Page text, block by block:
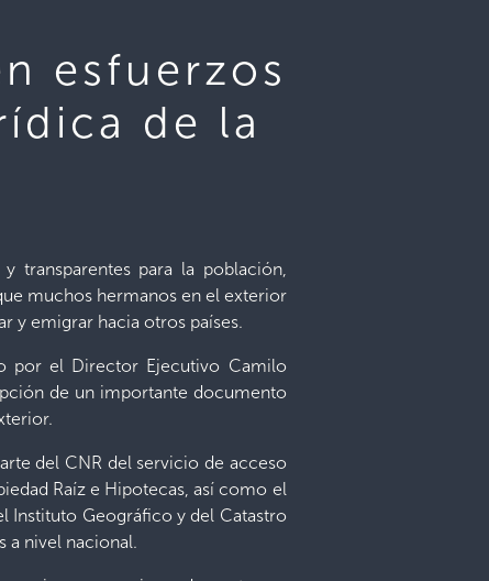
esfuerzos
de la
transparentes para la población,
muchos hermanos en el exterior
y emigrar hacia otros países.
por el Director Ejecutivo Camilo
de un importante documento
del CNR del servicio de acceso
Raíz e Hipotecas, así como el
Instituto Geográfico y del Catastro
a nivel nacional.